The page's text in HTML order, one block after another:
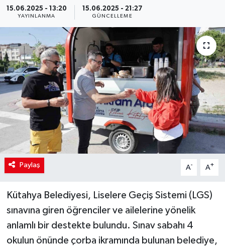
15.06.2025 - 13:20
YAYINLANMA
15.06.2025 - 21:27
GÜNCELLEME
Paylaş A- A+
Kütahya Belediyesi, Liselere Geçiş Sistemi (LGS)
sınavına giren öğrenciler ve ailelerine yönelik
anlamlı bir destekte bulundu. Sınav sabahı 4
okulun önünde çorba ikramında bulunan belediye,